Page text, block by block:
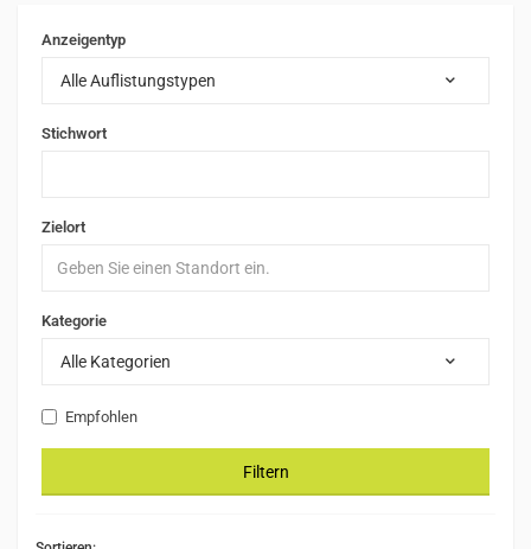
Anzeigentyp
Alle Auflistungstypen
Stichwort
Zielort
Kategorie
Alle Kategorien
Empfohlen
Filtern